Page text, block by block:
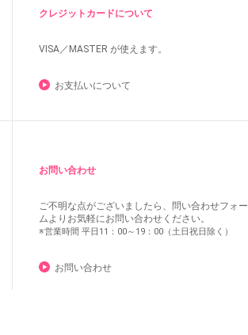
クレジットカードについて
VISA／MASTER が使えます。
お支払いについて
お問い合わせ
ご不明な点がございましたら、問い合わせフォー
ムよりお気軽にお問い合わせください。
※営業時間 平日11：00～19：00（土日祝日除く）
お問い合わせ